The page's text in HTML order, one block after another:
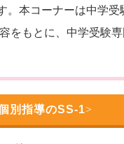
。本コーナーは中学受
をもとに、中学受験
別指導のSS-1